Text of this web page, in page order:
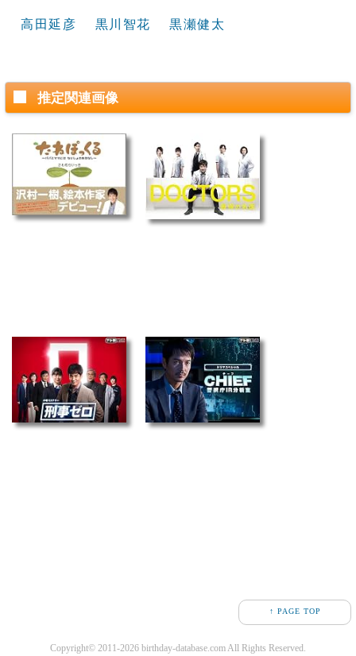
高田延彦 黒川智花 黒瀬健太
推定関連画像
↑ PAGE TOP
Copyright© 2011-2026 birthday-database.com All Rights Reserved.